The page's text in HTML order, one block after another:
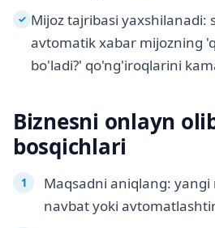
✓ Mijoz tajribasi yaxshilanadi:
avtomatik xabar mijozning
bo'ladi?' qo'ng'iroqlarini
Biznesni onlayn
bosqichlari
Maqsadni aniqlang: yangi
navbat yoki